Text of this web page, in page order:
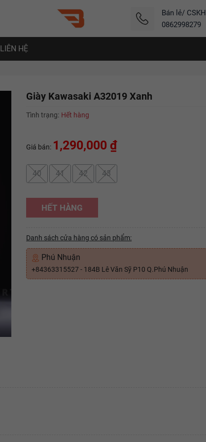
Bán lẻ/ CSKH
0862998279
LIÊN HỆ
Giày Kawasaki A32019 Xanh
Tình trạng: Hết hàng
Giá bán: 1,290,000 ₫
40 41 42 43
HẾT HÀNG
Danh sách cửa hàng có sản phẩm:
Phú Nhuận
+84363315527 - 184B Lê Văn Sỹ P10 Q.Phú Nhuận